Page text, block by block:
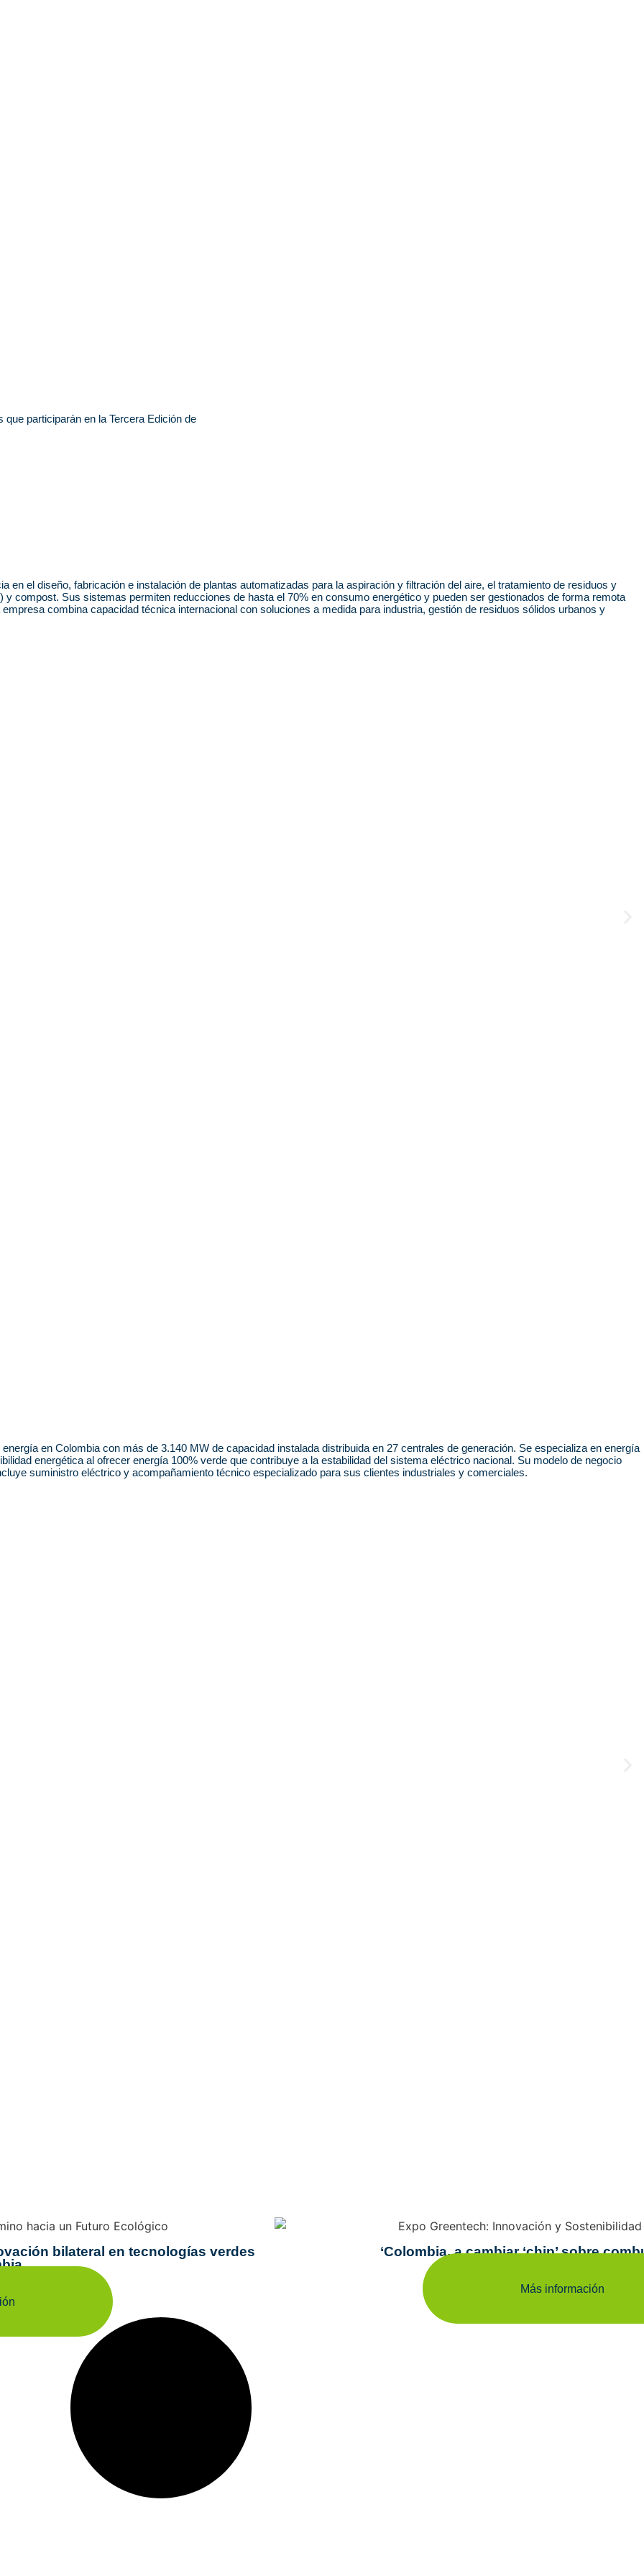
participarán en la Tercera Edición de
en el diseño, fabricación e instalación de plantas automatizadas para la aspiración y filtración del aire, el tratamiento de residuos y
compost. Sus sistemas permiten reducciones de hasta el 70% en consumo energético y pueden ser gestionados de forma remota
combina capacidad técnica internacional con soluciones a medida para industria, gestión de residuos sólidos urbanos y
en Colombia con más de 3.140 MW de capacidad instalada distribuida en 27 centrales de generación. Se especializa en energía
energética al ofrecer energía 100% verde que contribuye a la estabilidad del sistema eléctrico nacional. Su modelo de negocio
suministro eléctrico y acompañamiento técnico especializado para sus clientes industriales y comerciales.
bilateral en tecnologías verdes
‘Colombia, a cambiar ‘chip’ sobre
Más información